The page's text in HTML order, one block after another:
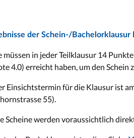
der Schein-/Bachelorklausur
müssen in jeder Teilklausur 14
4.0) erreicht haben, um den Schein
Einsichtstermin für die Klausur ist
55).
Scheine werden voraussichtlich